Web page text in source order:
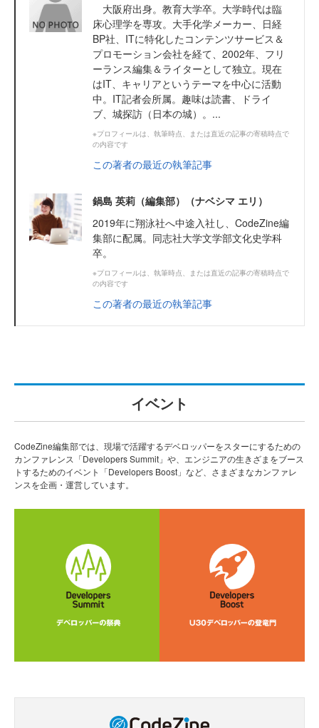
大阪府出身。教育大学卒。大学時代は臨
床心理学を専攻。大手化学メーカー、日経
BP社、ITに特化したコンテンツサービス＆
プロモーション会社を経て、2002年、フリ
ーランス編集＆ライターとして独立。現在
はIT、キャリアというテーマを中心に活動
中。IT記者会所属。趣味は読書、ドライ
ブ、城探訪（日本の城）。...
※プロフィールは、執筆時点、または直近の記事の寄稿時点で
の内容です
この著者の最近の執筆記事
鍋島 英莉（編集部）（ナベシマ エリ）
2019年に翔泳社へ中途入社し、CodeZine編
集部に配属。同志社大学文学部文化史学科
卒。
※プロフィールは、執筆時点、または直近の記事の寄稿時点で
の内容です
この著者の最近の執筆記事
イベント
CodeZine編集部では、現場で活躍するデベロッパーをスターにするための
カンファレンス「Developers Summit」や、エンジニアの生きざまをブース
トするためのイベント「Developers Boost」など、さまざまなカンファレ
ンスを企画・運営しています。